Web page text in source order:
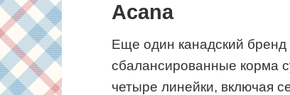
Acana
Еще один канадский бренд
сбалансированные корма
четыре линейки, включая